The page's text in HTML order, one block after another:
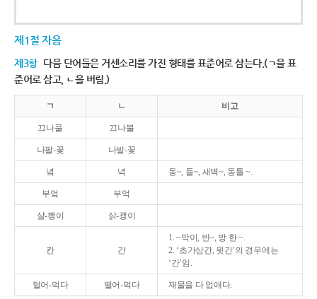
제1절 자음
제3항 다음 단어들은 거센소리를 가진 형태를 표준어로 삼는다.(ㄱ을 표
준어로 삼고, ㄴ을 버림.)
ㄱ ㄴ 비고
끄나풀 끄나불
나팔-꽃 나발-꽃
녘 녁 동~, 들~, 새벽~, 동틀 ~.
부엌 부억
살-쾡이 삵-괭이
칸 간
1. ~막이, 빈~, 방 한 ~.
2. ‘초가삼간, 윗간’의 경우에는
‘간’임.
털어-먹다 떨어-먹다 재물을 다 없애다.